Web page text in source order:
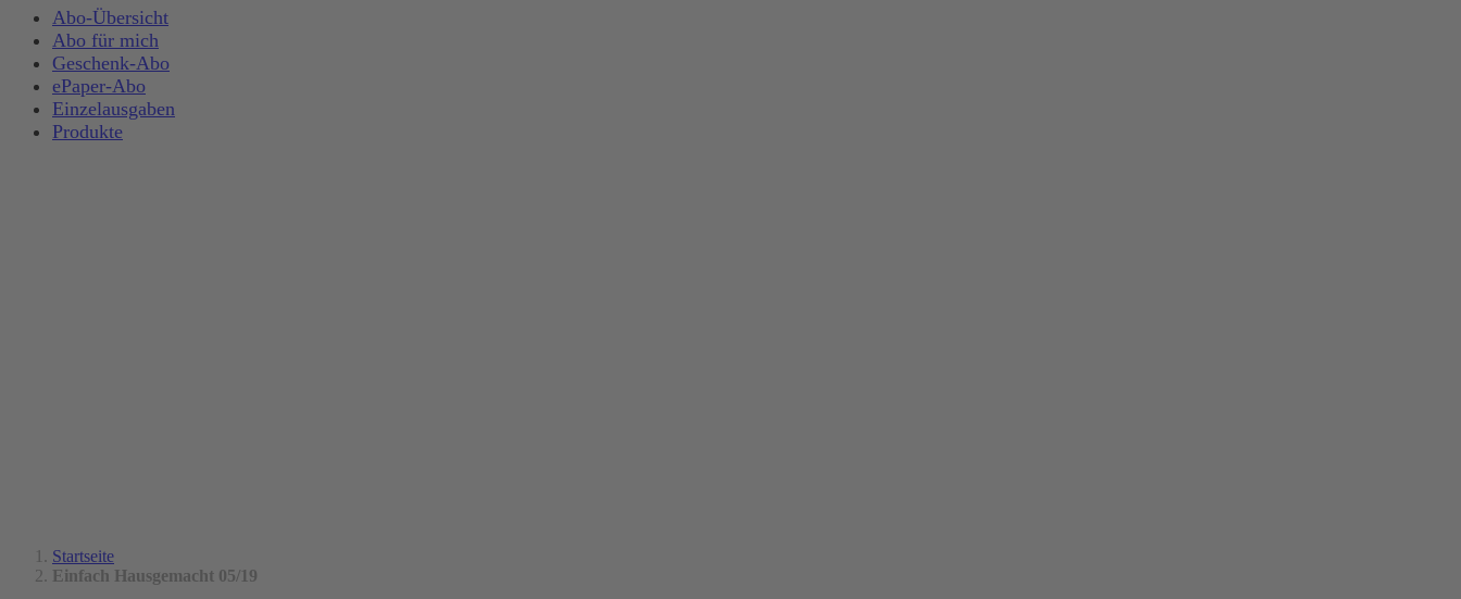
Abo-Übersicht
Abo für mich
Geschenk-Abo
ePaper-Abo
Einzelausgaben
Produkte
Startseite
Einfach Hausgemacht 05/19